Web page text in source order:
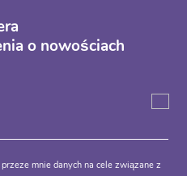
o nowościach
przeze mnie danych na cele związane z